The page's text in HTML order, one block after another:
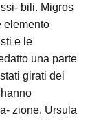
bili. Migros
elemento
e le
una parte
girati dei
zione, Ursula